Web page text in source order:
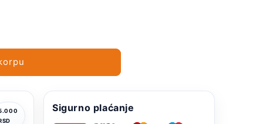
Sigurno plaćanje